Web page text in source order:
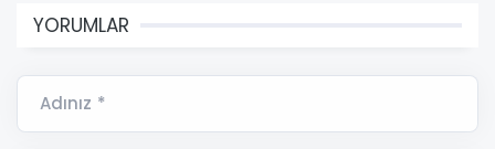
YORUMLAR
Adınız *